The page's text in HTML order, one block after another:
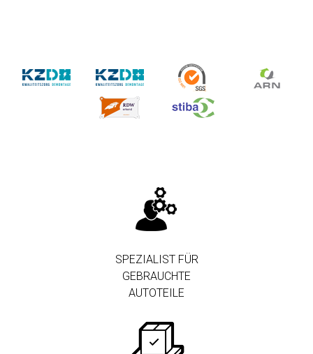
SPEZIALIST FÜR
GEBRAUCHTE
AUTOTEILE